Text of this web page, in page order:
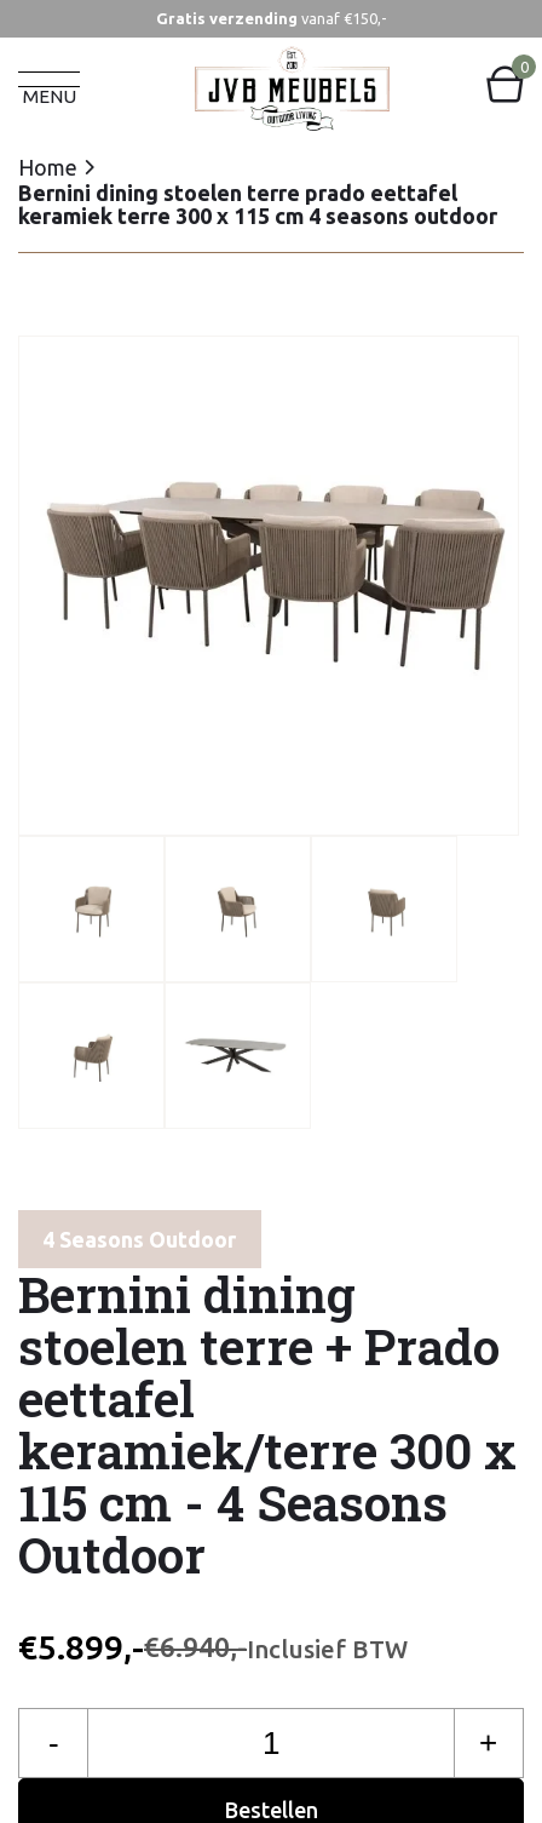
Gratis verzending vanaf €150,-
MENU
0
Home
Bernini dining stoelen terre prado eettafel
keramiek terre 300 x 115 cm 4 seasons outdoor
Home
Bernini dining stoelen terre prado eettafel
keramiek terre 300 x 115 cm 4 seasons outdoor
4 Seasons Outdoor
Bernini dining
stoelen terre + Prado
eettafel
keramiek/terre 300 x
115 cm - 4 Seasons
Outdoor
€5.899,-€6.940,-Inclusief BTW
- +
Bestellen